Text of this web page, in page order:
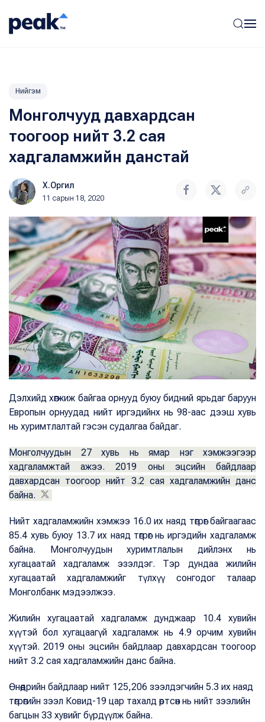
Нийгэм
Монголчууд давхардсан
тоогоор нийт 3.2 сая
хадгаламжийн данстай
Х.Оргил
11 сарын 18, 2020
Дэлхийд хөгжиж байгаа орнууд буюу бидний ярьдаг баруун
Европын орнуудад нийт иргэдийнх нь 98-аас дээш хувь
нь хуримтлалтай гэсэн судалгаа байдаг.
Монголчуудын 27 хувь нь ямар нэг хэмжээгээр
хадгаламжтай ажээ. 2019 оны эцсийн байдлаар
давхардсан тоогоор нийт 3.2 сая хадгаламжийн данс
байна.
Нийт хадгаламжийн хэмжээ 16.0 их наяд төгрөг байгаагаас
85.4 хувь буюу 13.7 их наяд төгрөг нь иргэдийн хадгаламж
байна. Монголчуудын хуримтлалын дийлэнх нь
хугацаатай хадгаламж эзэлдэг. Тэр дундаа жилийн
хугацаатай хадгаламжийг түлхүү сонгодог талаар
Монголбанк мэдээлжээ.
Жилийн хугацаатай хадгаламж дунджаар 10.4 хувийн
хүүтэй бол хугацаагүй хадгаламж нь 4.9 орчим хувийн
хүүтэй. 2019 оны эцсийн байдлаар давхардсан тоогоор
нийт 3.2 сая хадгаламжийн данс байна.
Өнөөдрийн байдлаар нийт 125,206 зээлдэгчийн 5.3 их наяд
төгрөгийн зээл Ковид-19 цар тахалд өртсөн нь нийт зээлийн
багцын 33 хувийг бүрдүүлж байна.